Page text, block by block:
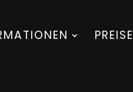
PREISE